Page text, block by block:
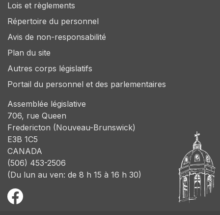
Lois et règlements
Répertoire du personnel
Avis de non-responsabilité
Plan du site
Autres corps législatifs
Portail du personnel et des parlementaires
Assemblée législative
706, rue Queen
Fredericton (Nouveau-Brunswick)
E3B 1C5
CANADA
(506) 453-2506
(Du lun au ven: de 8 h 15 à 16 h 30)